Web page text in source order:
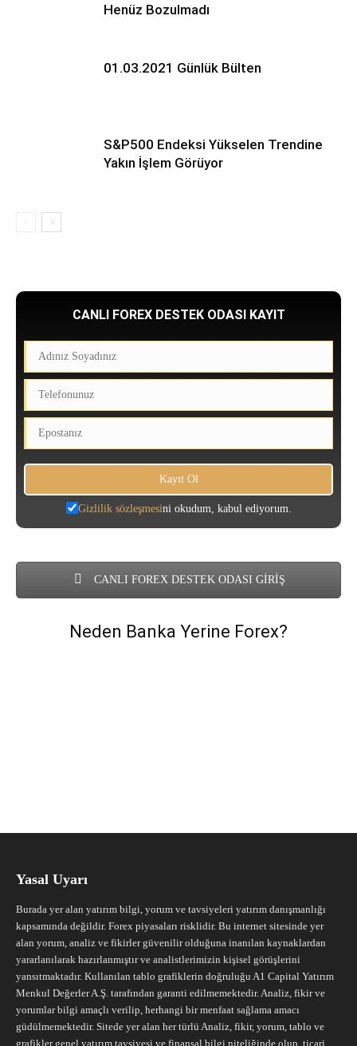
Henüz Bozulmadı
01.03.2021 Günlük Bülten
S&P500 Endeksi Yükselen Trendine
Yakın İşlem Görüyor
CANLI FOREX DESTEK ODASI KAYIT
Gizlilik sözleşmesini okudum, kabul ediyorum.
CANLI FOREX DESTEK ODASI GİRİŞ
Neden Banka Yerine Forex?
Yasal Uyarı
Burada yer alan yatırım bilgi, yorum ve tavsiyeleri yatırım danışmanlığı
kapsamında değildir. Forex piyasaları risklidir. Bu internet sitesinde yer
alan yorum, analiz ve fikirler güvenilir olduğuna inanılan kaynaklardan
yararlanılarak hazırlanmıştır ve analistlerimizin kişisel görüşlerini
yansıtmaktadır. Kullanılan tablo grafiklerin doğruluğu A1 Capital Yatırım
Menkul Değerler A.Ş. tarafından garanti edilmemektedir. Analiz, fikir ve
yorumlar bilgi amaçlı verilip, herhangi bir menfaat sağlama amacı
güdülmemektedir. Sitede yer alan her türlü Analiz, fikir, yorum, tablo ve
grafikler genel yatırım tavsiyesi ve finansal bilgi niteliğinde olup, ticari